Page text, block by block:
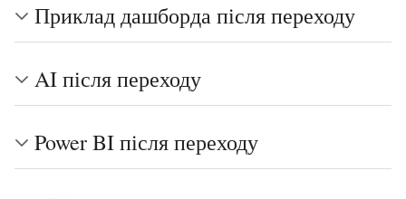
Приклад дашборда після переходу
AI після переходу
Power BI після переходу